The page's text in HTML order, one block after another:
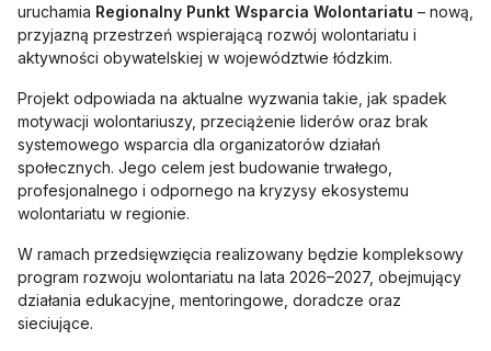
uruchamia Regionalny Punkt Wsparcia Wolontariatu – nową,
przyjazną przestrzeń wspierającą rozwój wolontariatu i
aktywności obywatelskiej w województwie łódzkim.
Projekt odpowiada na aktualne wyzwania takie, jak spadek
motywacji wolontariuszy, przeciążenie liderów oraz brak
systemowego wsparcia dla organizatorów działań
społecznych. Jego celem jest budowanie trwałego,
profesjonalnego i odpornego na kryzysy ekosystemu
wolontariatu w regionie.
W ramach przedsięwzięcia realizowany będzie kompleksowy
program rozwoju wolontariatu na lata 2026–2027, obejmujący
działania edukacyjne, mentoringowe, doradcze oraz
sieciujące.